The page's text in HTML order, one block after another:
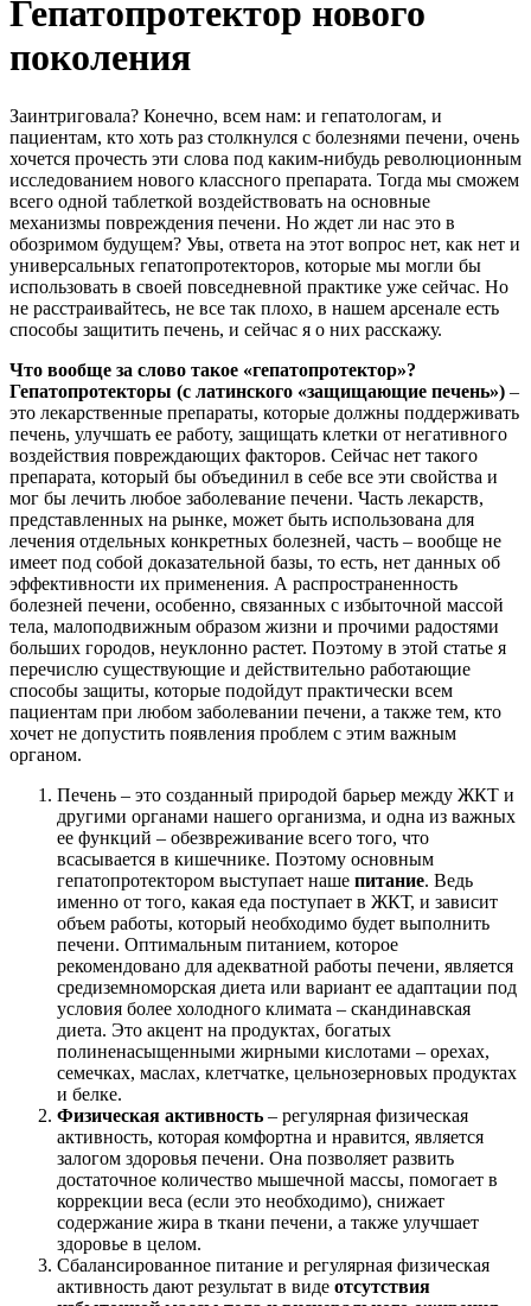
Гепатопротектор нового
поколения
Заинтриговала? Конечно, всем нам: и гепатологам, и
пациентам, кто хоть раз столкнулся с болезнями печени, очень
хочется прочесть эти слова под каким-нибудь революционным
исследованием нового классного препарата. Тогда мы сможем
всего одной таблеткой воздействовать на основные
механизмы повреждения печени. Но ждет ли нас это в
обозримом будущем? Увы, ответа на этот вопрос нет, как нет и
универсальных гепатопротекторов, которые мы могли бы
использовать в своей повседневной практике уже сейчас. Но
не расстраивайтесь, не все так плохо, в нашем арсенале есть
способы защитить печень, и сейчас я о них расскажу.
Что вообще за слово такое «гепатопротектор»?
Гепатопротекторы (с латинского «защищающие печень») –
это лекарственные препараты, которые должны поддерживать
печень, улучшать ее работу, защищать клетки от негативного
воздействия повреждающих факторов. Сейчас нет такого
препарата, который бы объединил в себе все эти свойства и
мог бы лечить любое заболевание печени. Часть лекарств,
представленных на рынке, может быть использована для
лечения отдельных конкретных болезней, часть – вообще не
имеет под собой доказательной базы, то есть, нет данных об
эффективности их применения. А распространенность
болезней печени, особенно, связанных с избыточной массой
тела, малоподвижным образом жизни и прочими радостями
больших городов, неуклонно растет. Поэтому в этой статье я
перечислю существующие и действительно работающие
способы защиты, которые подойдут практически всем
пациентам при любом заболевании печени, а также тем, кто
хочет не допустить появления проблем с этим важным
органом.
Печень – это созданный природой барьер между ЖКТ и
другими органами нашего организма, и одна из важных
ее функций – обезвреживание всего того, что
всасывается в кишечнике. Поэтому основным
гепатопротектором выступает наше питание. Ведь
именно от того, какая еда поступает в ЖКТ, и зависит
объем работы, который необходимо будет выполнить
печени. Оптимальным питанием, которое
рекомендовано для адекватной работы печени, является
средиземноморская диета или вариант ее адаптации под
условия более холодного климата – скандинавская
диета. Это акцент на продуктах, богатых
полиненасыщенными жирными кислотами – орехах,
семечках, маслах, клетчатке, цельнозерновых продуктах
и белке.
Физическая активность – регулярная физическая
активность, которая комфортна и нравится, является
залогом здоровья печени. Она позволяет развить
достаточное количество мышечной массы, помогает в
коррекции веса (если это необходимо), снижает
содержание жира в ткани печени, а также улучшает
здоровье в целом.
Сбалансированное питание и регулярная физическая
активность дают результат в виде отсутствия